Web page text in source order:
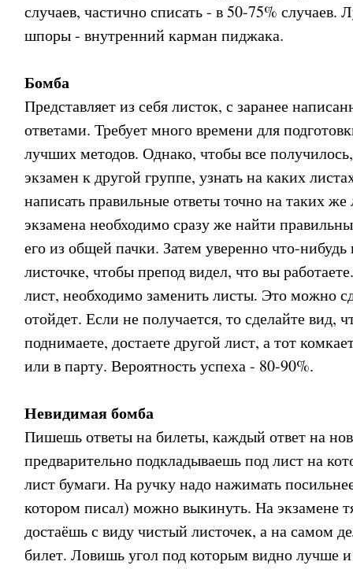
случаев, частично списать - в 50-75% случаев.
шпоры - внутренний карман пиджака.
Бомба
Представляет из себя листок, с заранее
ответами. Требует много времени для
лучших методов. Однако, чтобы все
экзамен к другой группе, узнать на каких
написать правильные ответы точно на таких же
экзамена необходимо сразу же найти
его из общей пачки. Затем уверенно что-нибудь
листочке, чтобы препод видел, что вы
лист, необходимо заменить листы. Это можно
отойдет. Если не получается, то сделайте вид,
поднимаете, достаете другой лист, а тот
или в парту. Вероятность успеха - 80-90%.
Невидимая бомба
Пишешь ответы на билеты, каждый ответ на
предварительно подкладываешь под лист на
лист бумаги. На ручку надо нажимать
котором писал) можно выкинуть. На экзамене
достаёшь с виду чистый листочек, а на самом
билет. Ловишь угол под которым видно лучше